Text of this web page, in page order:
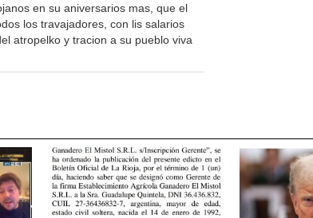
en su aniversarios mas, que el
los travajadores, con lis salarios
atropelko y tracion a su pueblo viva